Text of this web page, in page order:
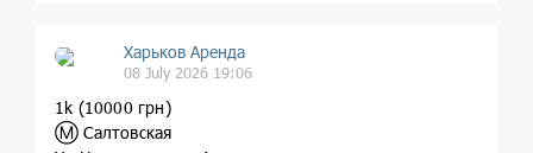
Харьков Аренда
08 July 2026 19:06
1k (10000 грн)
Ⓜ️ Салтовская